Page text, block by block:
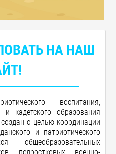
НА НАШ
воспитания,
кадетского образования
создан с целью координации
и патриотического
общеобразовательных